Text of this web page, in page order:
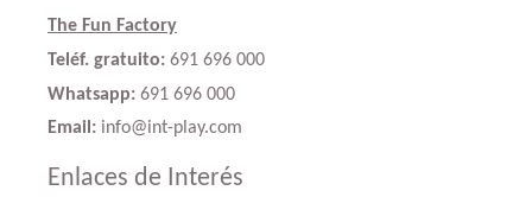
The Fun Factory
Teléf. gratuito: 691 696 000
Whatsapp: 691 696 000
Email: info@int-play.com
Enlaces de Interés